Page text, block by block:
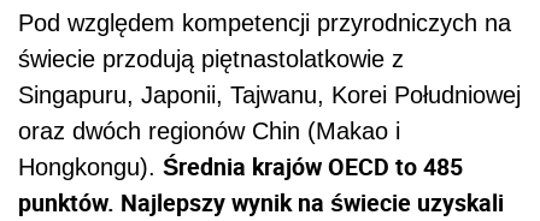
Pod względem kompetencji przyrodniczych na
świecie przodują piętnastolatkowie z
Singapuru, Japonii, Tajwanu, Korei Południowej
oraz dwóch regionów Chin (Makao i
Hongkongu). Średnia krajów OECD to 485
punktów. Najlepszy wynik na świecie uzyskali